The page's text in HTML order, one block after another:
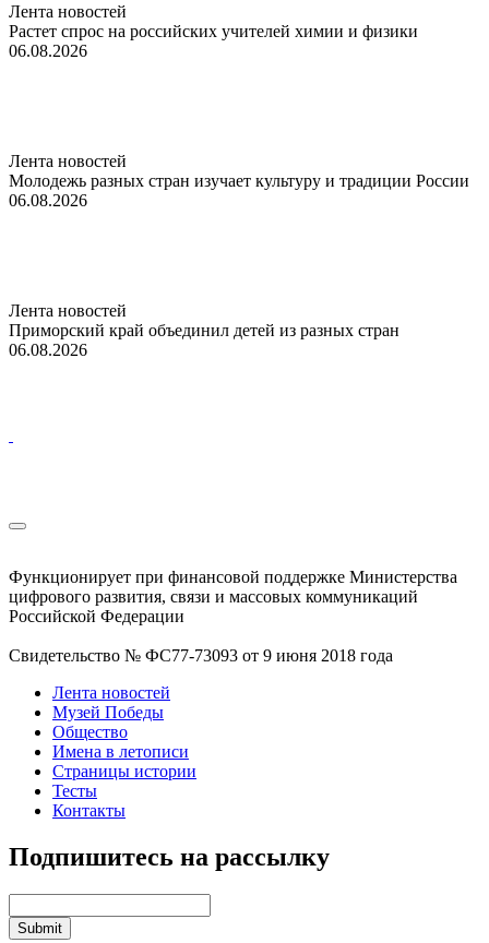
Лента новостей
Растет спрос на российских учителей химии и физики
06.08.2026
Лента новостей
Молодежь разных стран изучает культуру и традиции России
06.08.2026
Лента новостей
Приморский край объединил детей из разных стран
06.08.2026
Функционирует при финансовой поддержке Министерства
цифрового развития, связи и массовых коммуникаций
Российской Федерации
Свидетельство № ФС77-73093 от 9 июня 2018 года
Лента новостей
Музей Победы
Общество
Имена в летописи
Страницы истории
Тесты
Контакты
Подпишитесь на рассылку